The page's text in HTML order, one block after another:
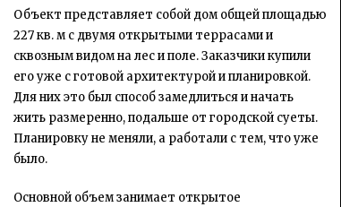
Объект представляет собой дом общей площадью
227 кв. м с двумя открытыми террасами и
сквозным видом на лес и поле. Заказчики купили
его уже с готовой архитектурой и планировкой.
Для них это был способ замедлиться и начать
жить размеренно, подальше от городской суеты.
Планировку не меняли, а работали с тем, что уже
было.
Основной объем занимает открытое